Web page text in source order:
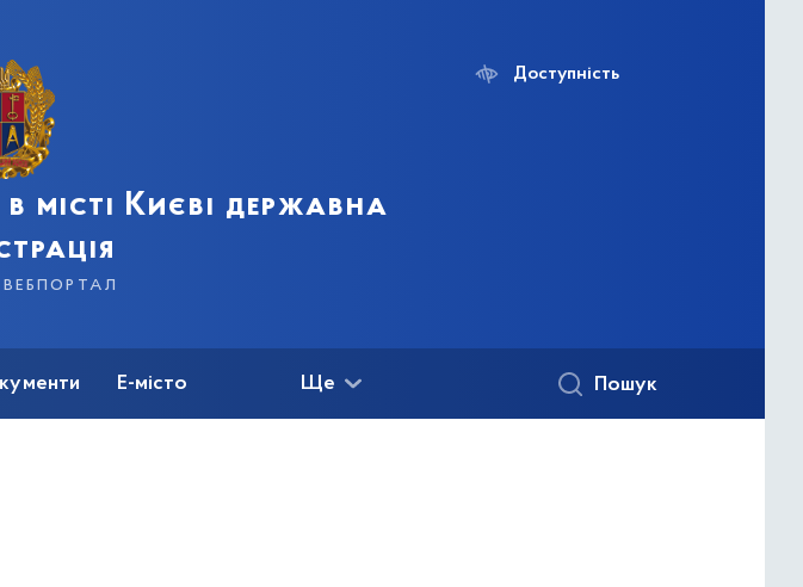
місті Києві державна
Доступність
Е-місто Ще Пошук